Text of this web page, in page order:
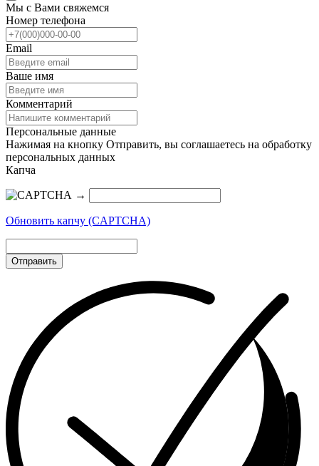
Мы с Вами свяжемся
Номер телефона
Email
Ваше имя
Комментарий
Персональные данные
Нажимая на кнопку Отправить, вы соглашаетесь на обработку
персональных данных
Капча
→
Обновить капчу (CAPTCHA)
Отправить